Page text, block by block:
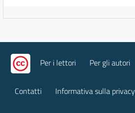
Per i lettori Per gli autori
Contatti Informativa sulla privacy